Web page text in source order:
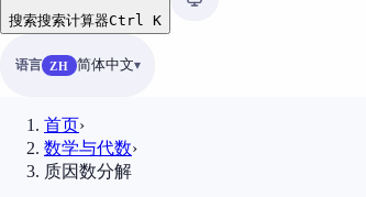
搜索搜索计算器Ctrl K
语言 ZH 简体中文
首页›
数学与代数›
质因数分解